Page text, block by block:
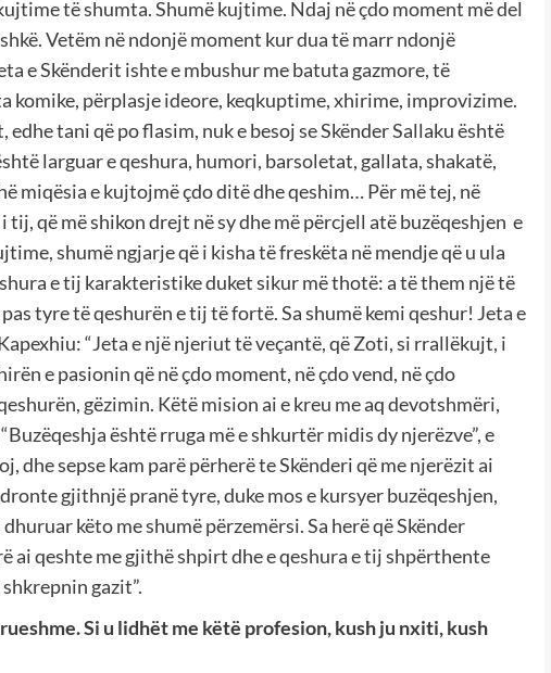
të shumta. Shumë kujtime. Ndaj në çdo moment më del
Vetëm në ndonjë moment kur dua të marr ndonjë
e Skënderit ishte e mbushur me batuta gazmore, të
komike, përplasje ideore, keqkuptime, xhirime, improvizime.
tani që po flasim, nuk e besoj se Skënder Sallaku është
larguar e qeshura, humori, barsoletat, gallata, shakatë,
miqësia e kujtojmë çdo ditë dhe qeshim… Për më tej, në
që më shikon drejt në sy dhe më përcjell atë buzëqeshjen e
shumë ngjarje që i kisha të freskëta në mendje që u ula
e tij karakteristike duket sikur më thotë: a të them një të
tyre të qeshurën e tij të fortë. Sa shumë kemi qeshur! Jeta e
“Jeta e një njeriut të veçantë, që Zoti, si rrallëkujt, i
e pasionin që në çdo moment, në çdo vend, në çdo
gëzimin. Këtë mision ai e kreu me aq devotshmëri,
është rruga më e shkurtër midis dy njerëzve”, e
dhe sepse kam parë përherë te Skënderi që me njerëzit ai
gjithnjë pranë tyre, duke mos e kursyer buzëqeshjen,
këto me shumë përzemërsi. Sa herë që Skënder
ai qeshte me gjithë shpirt dhe e qeshura e tij shpërthente
gazit”.
Si u lidhët me këtë profesion, kush ju nxiti, kush